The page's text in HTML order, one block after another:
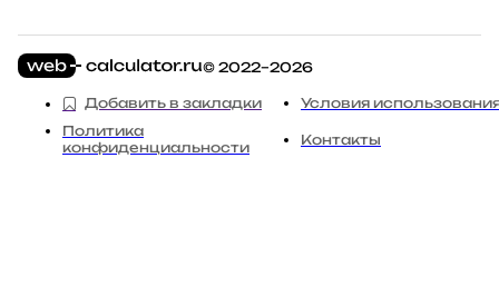
© 2022–2026
Добавить в закладки
Условия
Политика
конфиденциальности
Контакты